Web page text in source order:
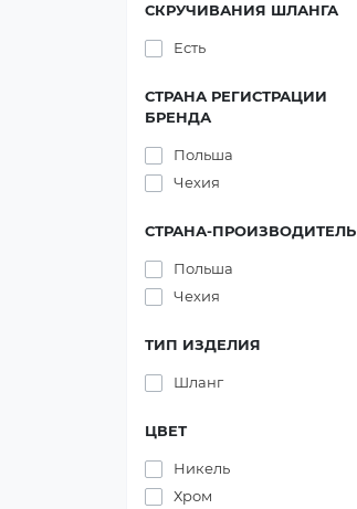
СКРУЧИВАНИЯ ШЛАНГА
Есть
СТРАНА РЕГИСТРАЦИИ
БРЕНДА
Польша
Чехия
СТРАНА-ПРОИЗВОДИТЕЛЬ
Польша
Чехия
ТИП ИЗДЕЛИЯ
Шланг
ЦВЕТ
Никель
Хром